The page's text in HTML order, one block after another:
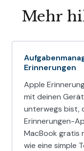
Mehr
Erinnerungen
Apple
mit deinen
unterwegs bist,
Erinnerungen-
MacBook gratis
wie eine simple